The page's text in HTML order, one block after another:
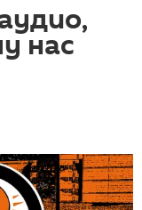
нас